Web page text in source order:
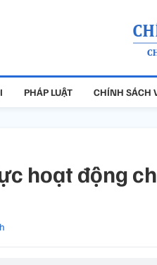
PHÁP LUẬT CHÍNH SÁCH
hoạt động